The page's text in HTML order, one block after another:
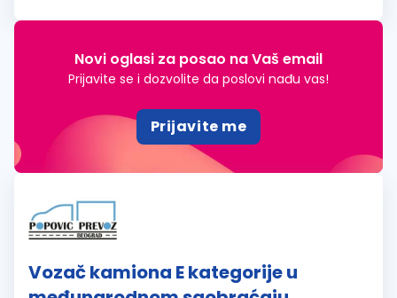
Novi oglasi za posao na Vaš email
Prijavite se i dozvolite da poslovi nađu vas!
Prijavite me
Vozač kamiona E kategorije u